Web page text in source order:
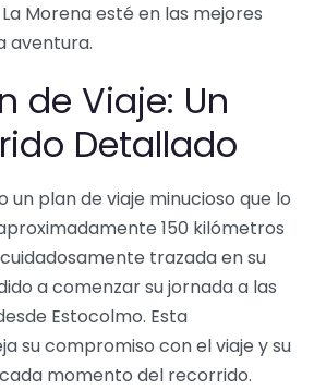
Morena esté en las mejores
aventura.
de Viaje: Un
Detallado
un plan de viaje minucioso que lo
150 kilómetros
trazada en su
a comenzar su jornada a las
Estocolmo. Esta
su compromiso con el viaje y su
momento del recorrido.